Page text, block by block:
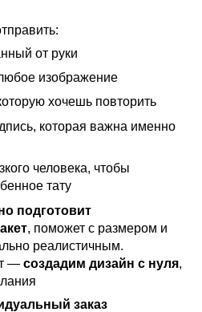
от руки
изображение
хочешь повторить
которая важна именно
человека, чтобы
тату
подготовит
, поможет с размером и
реалистичным.
— создадим дизайн с нуля,
заказ